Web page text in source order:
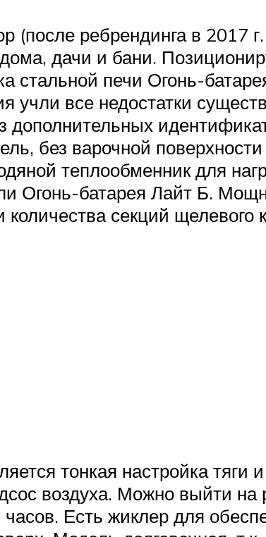
(после ребрендинга в 2017
дачи и бани.
стальной печи Огонь-
учли все недостатки
дополнительных
без варочной
теплообменник для
Огонь-батарея Лайт Б.
количества секций
тонкая настройка
воздуха. Можно выйти на
часов. Есть жиклер для